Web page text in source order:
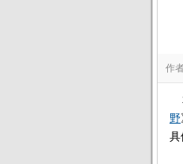
作
野
具